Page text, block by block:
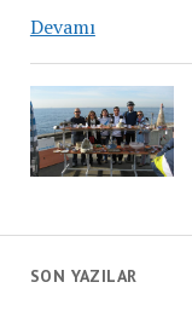
SON YAZILAR
DevamıOrtaköy,
Günü
Etkinliği,
2007